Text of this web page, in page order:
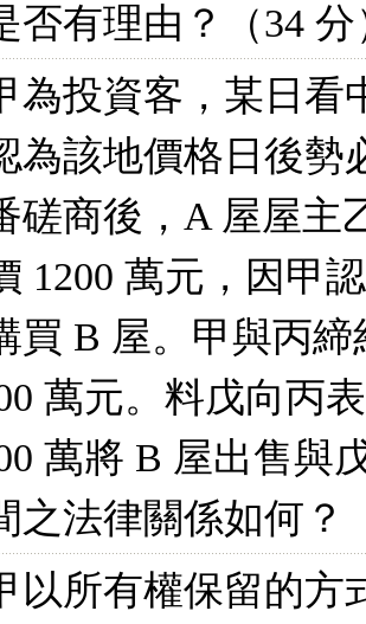
否有理由？（34 分
為投資客，某日看
為該地價格日後
磋商後，A 屋屋主
1200 萬元，因甲
買 B 屋。甲與丙
萬元。料戊向丙
萬將 B 屋出售與
之法律關係如何？
以所有權保留的方